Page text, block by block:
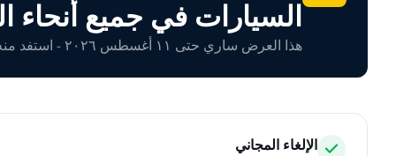
السيارات في جميع أنحاء
هذا العرض ساري حتى ١١ أغسطس ٢٠٢٦ - استفد منه اليوم!
الإلغاء المجاني